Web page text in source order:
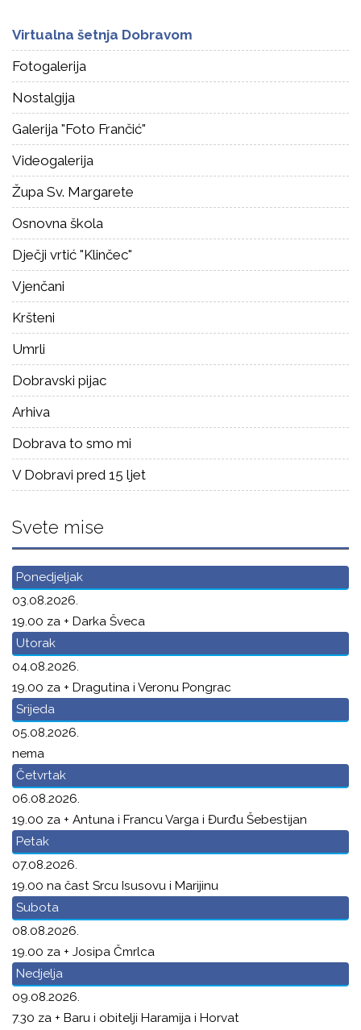
Virtualna šetnja Dobravom
Fotogalerija
Nostalgija
Galerija "Foto Frančić"
Videogalerija
Župa Sv. Margarete
Osnovna škola
Dječji vrtić "Klinčec"
Vjenčani
Kršteni
Umrli
Dobravski pijac
Arhiva
Dobrava to smo mi
V Dobravi pred 15 ljet
Svete mise
Ponedjeljak
03.08.2026.
19.00 za + Darka Šveca
Utorak
04.08.2026.
19.00 za + Dragutina i Veronu Pongrac
Srijeda
05.08.2026.
nema
Četvrtak
06.08.2026.
19.00 za + Antuna i Francu Varga i Đurđu Šebestijan
Petak
07.08.2026.
19.00 na čast Srcu Isusovu i Marijinu
Subota
08.08.2026.
19.00 za + Josipa Čmrlca
Nedjelja
09.08.2026.
7.30 za + Baru i obitelji Haramija i Horvat